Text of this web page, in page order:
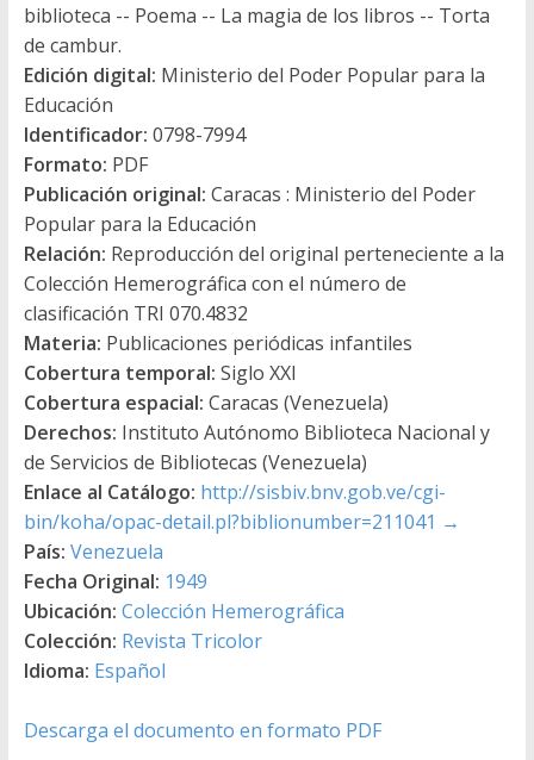
biblioteca -- Poema -- La magia de los libros -- Torta
de cambur.
Edición digital: Ministerio del Poder Popular para la
Educación
Identificador: 0798-7994
Formato: PDF
Publicación original: Caracas : Ministerio del Poder
Popular para la Educación
Relación: Reproducción del original perteneciente a la
Colección Hemerográfica con el número de
clasificación TRI 070.4832
Materia: Publicaciones periódicas infantiles
Cobertura temporal: Siglo XXI
Cobertura espacial: Caracas (Venezuela)
Derechos: Instituto Autónomo Biblioteca Nacional y
de Servicios de Bibliotecas (Venezuela)
Enlace al Catálogo: http://sisbiv.bnv.gob.ve/cgi-
bin/koha/opac-detail.pl?biblionumber=211041 →
País: Venezuela
Fecha Original: 1949
Ubicación: Colección Hemerográfica
Colección: Revista Tricolor
Idioma: Español
Descarga el documento en formato PDF